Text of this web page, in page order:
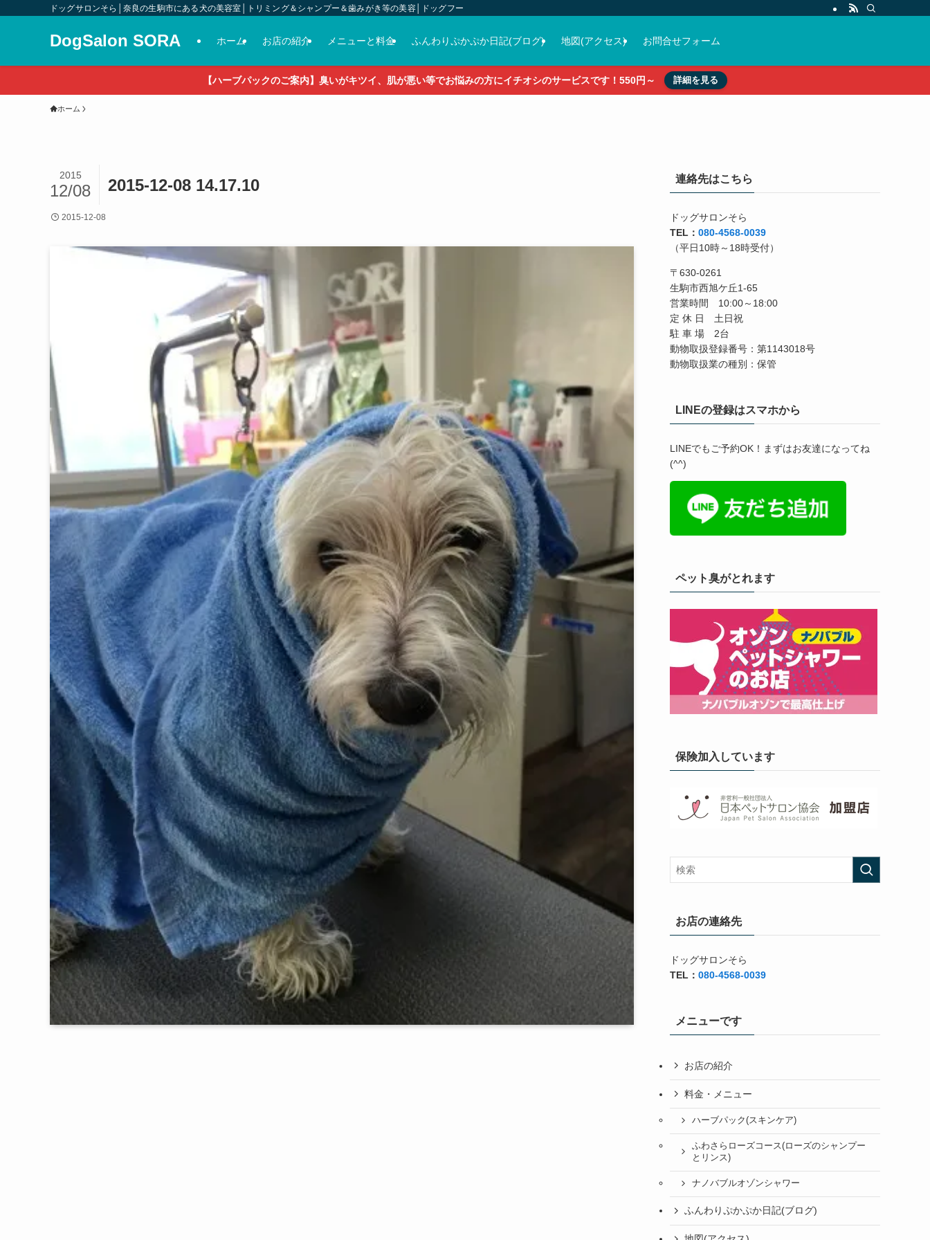
ドッグサロンそら│奈良の生駒市にある犬の美容室│トリミング＆シャンプー＆歯みがき等の美容│ドッグフード＆おやつ＆各種グッズの販売
DogSalon SORA ホーム お店の紹介 メニューと料金 ふんわりぷかぷか日記(ブログ) 地図(アクセス) お問合せフォーム
【ハーブパックのご案内】臭いがキツイ、肌が悪い等でお悩みの方にイチオシのサービスです！550円～ 詳細を見る
ホーム
2015-12-08 14.17.10
2015
12/08
2015-12-08
連絡先はこちら
ドッグサロンそら
TEL： 080-4568-0039
（平日10時～18時受付）
〒630-0261
生駒市西旭ケ丘1-65
営業時間 10:00～18:00
定 休 日 土日祝
駐 車 場 2台
動物取扱登録番号：第1143018号
動物取扱業の種別：保管
LINEの登録はスマホから
LINEでもご予約OK！まずはお友達になってね
(^^)
ペット臭がとれます
保険加入しています
お店の連絡先
ドッグサロンそら
TEL： 080-4568-0039
メニューです
お店の紹介
料金・メニュー
ハーブパック(スキンケア)
ふわさらローズコース(ローズのシャンプー
とリンス)
ナノバブルオゾンシャワー
ふんわりぷかぷか日記(ブログ)